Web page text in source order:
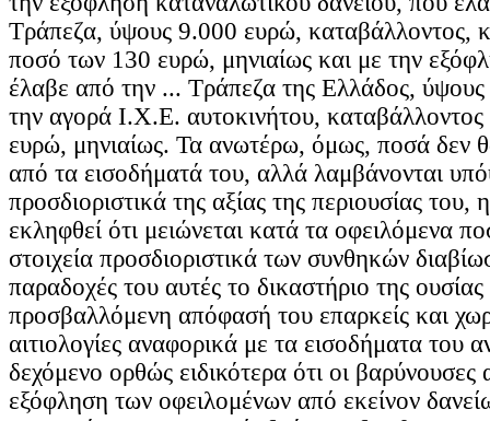
Τράπεζα, ύψους 9.000 ευρώ, καταβάλλοντος,
ποσό των 130 ευρώ, μηνιαίως και με την
έλαβε από την ... Τράπεζα της Ελλάδος,
την αγορά Ι.Χ.Ε. αυτοκινήτου,
ευρώ, μηνιαίως. Τα ανωτέρω, όμως, ποσά δεν
από τα εισοδήματά του, αλλά λαμβάνονται
προσδιοριστικά της αξίας της περιουσίας του,
εκληφθεί ότι μειώνεται κατά τα οφειλόμενα
στοιχεία προσδιοριστικά των συνθηκών
παραδοχές του αυτές το δικαστήριο της
προσβαλλόμενη απόφασή του επαρκείς και
αιτιολογίες αναφορικά με τα εισοδήματα του
δεχόμενο ορθώς ειδικότερα ότι οι βαρύνουσες
εξόφληση των οφειλομένων από εκείνον